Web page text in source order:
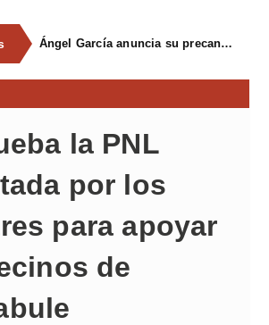
Ángel García anuncia su precandidatura para optar a la reelección como alcalde de Siero en 2027
la PNL
por los
para apoyar
de